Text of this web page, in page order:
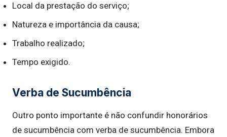
Local da prestação do serviço;
Natureza e importância da causa;
Trabalho realizado;
Tempo exigido.
Verba de Sucumbência
Outro ponto importante é não confundir honorários
de sucumbência com verba de sucumbência. Embora